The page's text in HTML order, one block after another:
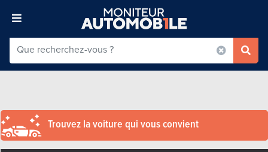
Trouvez la voiture qui vous convient